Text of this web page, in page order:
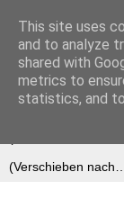
Der
This site uses
and to analyze
shared with
metrics to
statistics, and